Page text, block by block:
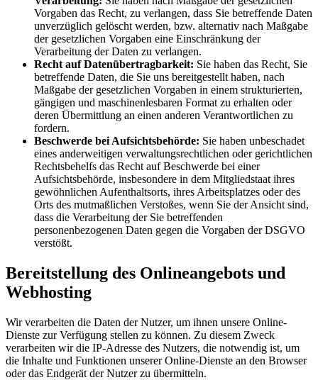
Vorgaben das Recht, zu verlangen, dass Sie betreffende Daten
unverzüglich gelöscht werden, bzw. alternativ nach Maßgabe
der gesetzlichen Vorgaben eine Einschränkung der
Verarbeitung der Daten zu verlangen.
Recht auf Datenübertragbarkeit: Sie haben das Recht, Sie
betreffende Daten, die Sie uns bereitgestellt haben, nach
Maßgabe der gesetzlichen Vorgaben in einem strukturierten,
gängigen und maschinenlesbaren Format zu erhalten oder
deren Übermittlung an einen anderen Verantwortlichen zu
fordern.
Beschwerde bei Aufsichtsbehörde: Sie haben unbeschadet
eines anderweitigen verwaltungsrechtlichen oder gerichtlichen
Rechtsbehelfs das Recht auf Beschwerde bei einer
Aufsichtsbehörde, insbesondere in dem Mitgliedstaat ihres
gewöhnlichen Aufenthaltsorts, ihres Arbeitsplatzes oder des
Orts des mutmaßlichen Verstoßes, wenn Sie der Ansicht sind,
dass die Verarbeitung der Sie betreffenden
personenbezogenen Daten gegen die Vorgaben der DSGVO
verstößt.
Bereitstellung des Onlineangebots und
Webhosting
Wir verarbeiten die Daten der Nutzer, um ihnen unsere Online-
Dienste zur Verfügung stellen zu können. Zu diesem Zweck
verarbeiten wir die IP-Adresse des Nutzers, die notwendig ist, um
die Inhalte und Funktionen unserer Online-Dienste an den Browser
oder das Endgerät der Nutzer zu übermitteln.